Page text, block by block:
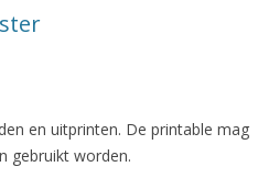
en uitprinten. De printable mag
gebruikt worden.